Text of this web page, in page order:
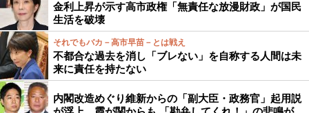
金利上昇が示す高市政権「無責任な放漫財政」が国民
生活を破壊
それでもバカ－高市早苗－とは戦え
不都合な過去を消し「ブレない」を自称する人間は未
来に責任を持たない
内閣改造めぐり維新からの「副大臣・政務官」起用説